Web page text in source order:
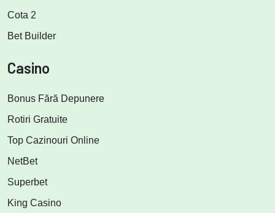
Cota 2
Bet Builder
Casino
Bonus Fără Depunere
Rotiri Gratuite
Top Cazinouri Online
NetBet
Superbet
King Casino